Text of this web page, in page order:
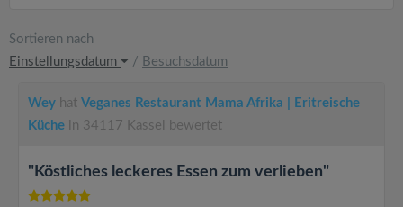
Sortieren nach
Einstellungsdatum
/ Besuchsdatum
Wey hat Veganes Restaurant Mama Afrika | Eritreische
Küche in 34117 Kassel bewertet
"Köstliches leckeres Essen zum verlieben"